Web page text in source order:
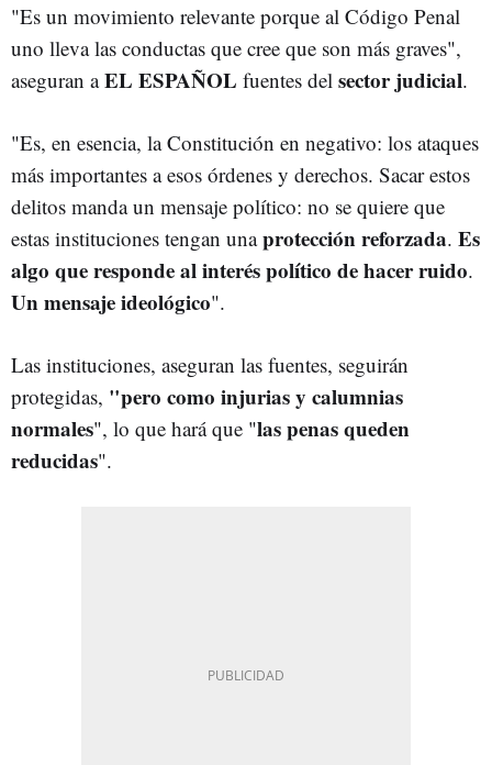
"Es un movimiento relevante porque al Código Penal
uno lleva las conductas que cree que son más graves",
aseguran aEL ESPAÑOL fuentes del sector judicial.
"Es, en esencia, la Constitución en negativo: los ataques
más importantes a esos órdenes y derechos. Sacar estos
delitos manda un mensaje político: no se quiere que
estas instituciones tengan unaprotección reforzada. Es
algo que responde al interés político de hacer ruido.
Un mensaje ideológico".
Las instituciones, aseguran las fuentes, seguirán
protegidas, "pero como injurias y calumnias
normales", lo que hará que "las penas queden
reducidas".